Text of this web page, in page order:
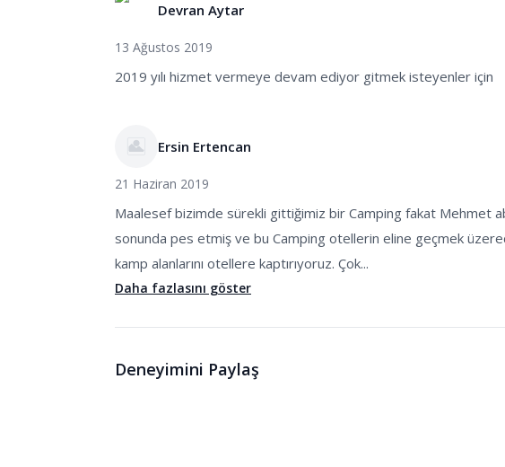
Devran Aytar
13 Ağustos 2019
2019 yılı hizmet vermeye devam ediyor gitmek isteyenler için
Ersin Ertencan
21 Haziran 2019
Maalesef bizimde sürekli gittiğimiz bir Camping fakat Mehmet
sonunda pes etmiş ve bu Camping otellerin eline geçmek
kamp alanlarını otellere kaptırıyoruz. Çok...
Daha fazlasını göster
Deneyimini Paylaş